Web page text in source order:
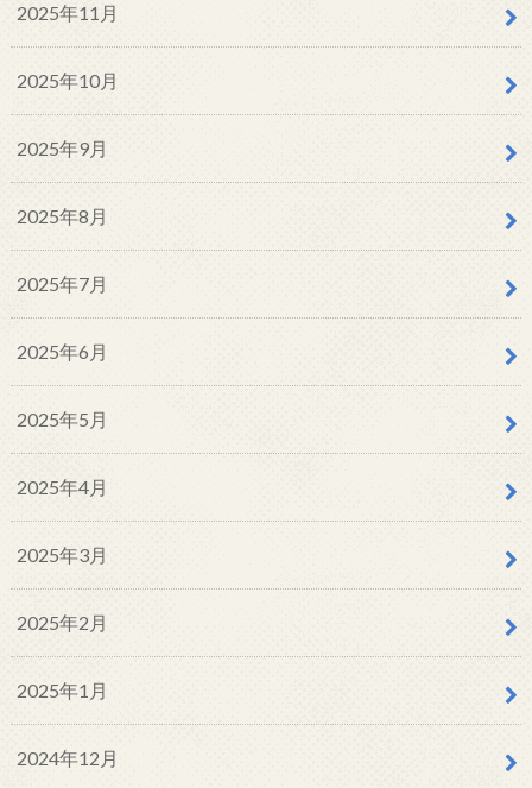
2025年11月
2025年10月
2025年9月
2025年8月
2025年7月
2025年6月
2025年5月
2025年4月
2025年3月
2025年2月
2025年1月
2024年12月